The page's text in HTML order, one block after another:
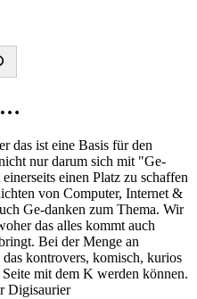
das ist eine Basis für den
nur darum sich mit "Ge-
einen Platz zu schaffen
von Computer, Internet &
Ge-danken zum Thema. Wir
das alles kommt auch
Bei der Menge an
kontrovers, komisch, kurios
mit dem K werden können.
Digisaurier